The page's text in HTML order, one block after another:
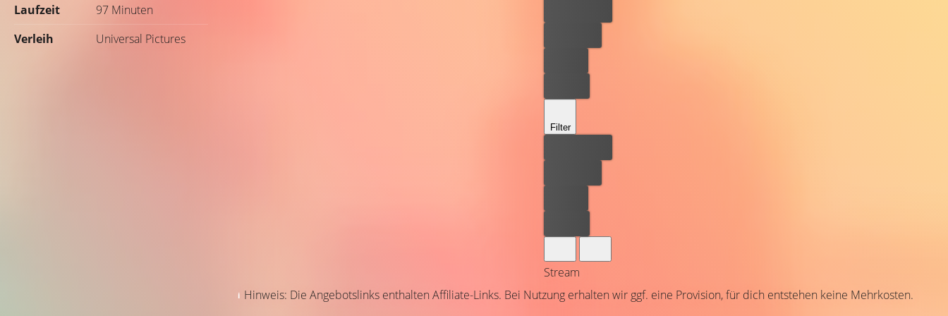
Laufzeit
97 Minuten
Verleih
Universal Pictures
Filter
Stream
Hinweis: Die Angebotslinks enthalten Affiliate-Links. Bei Nutzung erhalten wir ggf. eine Provision, für dich entstehen keine Mehrkosten.